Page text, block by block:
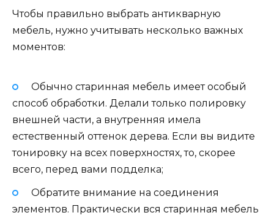
Чтобы правильно выбрать антикварную
мебель, нужно учитывать несколько важных
моментов:
Обычно старинная мебель имеет особый
способ обработки. Делали только полировку
внешней части, а внутренняя имела
естественный оттенок дерева. Если вы видите
тонировку на всех поверхностях, то, скорее
всего, перед вами подделка;
Обратите внимание на соединения
элементов. Практически вся старинная мебель